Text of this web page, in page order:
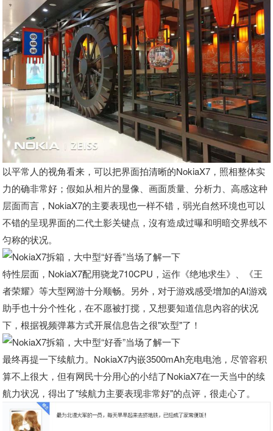
以平常人的视角看来，可以把界面拍清晰的NokiaX7，照相整体实
力的确非常好；假如从相片的显像、画面质量、分析力、高感这种
层面而言，NokiaX7的主要表现也一样不错，弱光自然环境也可以
不错的呈现界面的二代土影关键点，沒有造成过曝和明暗交界线不
匀称的状况。
特性层面，NokiaX7配用骁龙710CPU，运作《绝地求生》、《王
者荣耀》等大型网游十分顺畅。另外，对于游戏感受增加的AI游戏
助手也十分个性化，在不愿被打搅，又想要知道信息內容的状况
下，根据视频弹幕方式开展信息告之很"欢型"了！
最终再提一下续航力。NokiaX7内嵌3500mAh充电电池，尽管容积
算不上很大，但有网民十分用心的小结了NokiaX7在一天当中的续
航力状况，得出了"续航力主要表现非常好"的点评，很走心了。